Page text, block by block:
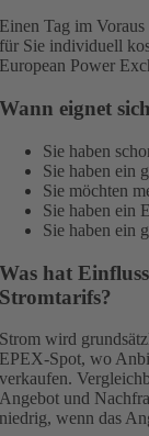
Einen Tag im
für Sie individuell
European Power
Wann eignet
Sie haben
Sie haben ein
Sie möchten
Sie haben ein
Sie haben ein
Was hat
Stromtarifs?
Strom wird
EPEX-Spot, wo
verkaufen.
Angebot und
niedrig, wenn das